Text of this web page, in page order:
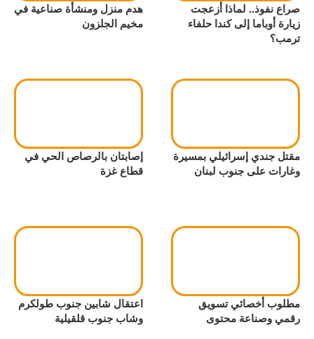
صراع نفوذ.. لماذا أزعجت
زيارة أوباما إلى كندا حلفاء
ترمب؟
هدم منزل ومنشأة صناعية في
مخيم الجلزون
مقتل جندي إسرائيلي بمسيرة
وغارات على جنوب لبنان
إصابتان بالرصاص الحي في
قطاع غزة
مطلوب أخصائي تسويق
رقمي وصناعة محتوى
اعتقال شابين جنوب طولكرم
وشاب جنوب قلقيلية